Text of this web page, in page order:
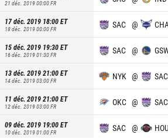
21 déc. 2019 00:00FR
17 déc. 2019 18:00ET
18 déc. 2019 00:00FR SAC @
15 déc. 2019 19:30ET
16 déc. 2019 01:30FR SAC @
13 déc. 2019 21:00ET
14 déc. 2019 03:00FR NYK @ SAC
11 déc. 2019 21:00ET
12 déc. 2019 03:00FR OKC @ SAC
09 déc. 2019 19:00ET
10 déc. 2019 01:00FR SAC @ HOU